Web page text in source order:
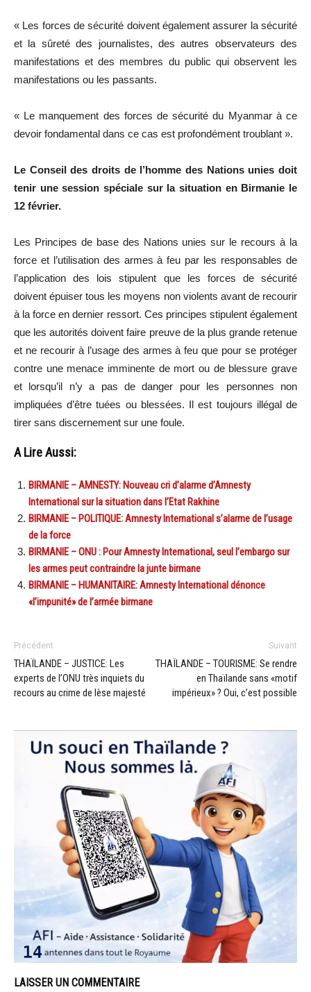
« Les forces de sécurité doivent également assurer la sécurité
et la sûreté des journalistes, des autres observateurs des
manifestations et des membres du public qui observent les
manifestations ou les passants.
« Le manquement des forces de sécurité du Myanmar à ce
devoir fondamental dans ce cas est profondément troublant ».
Le Conseil des droits de l’homme des Nations unies doit
tenir une session spéciale sur la situation en Birmanie le
12 février.
Les Principes de base des Nations unies sur le recours à la
force et l’utilisation des armes à feu par les responsables de
l’application des lois stipulent que les forces de sécurité
doivent épuiser tous les moyens non violents avant de recourir
à la force en dernier ressort. Ces principes stipulent également
que les autorités doivent faire preuve de la plus grande retenue
et ne recourir à l’usage des armes à feu que pour se protéger
contre une menace imminente de mort ou de blessure grave
et lorsqu’il n’y a pas de danger pour les personnes non
impliquées d’être tuées ou blessées. Il est toujours illégal de
tirer sans discernement sur une foule.
A Lire Aussi:
BIRMANIE – AMNESTY: Nouveau cri d’alarme d’Amnesty
International sur la situation dans l’Etat Rakhine
BIRMANIE – POLITIQUE: Amnesty International s’alarme de l’usage
de la force
BIRMANIE – ONU : Pour Amnesty International, seul l’embargo sur
les armes peut contraindre la junte birmane
BIRMANIE – HUMANITAIRE: Amnesty International dénonce
«l’impunité» de l’armée birmane
Précédent
THAÏLANDE – JUSTICE: Les
experts de l’ONU très inquiets du
recours au crime de lèse majesté
Suivant
THAÏLANDE – TOURISME: Se rendre
en Thaïlande sans «motif
impérieux» ? Oui, c’est possible
LAISSER UN COMMENTAIRE